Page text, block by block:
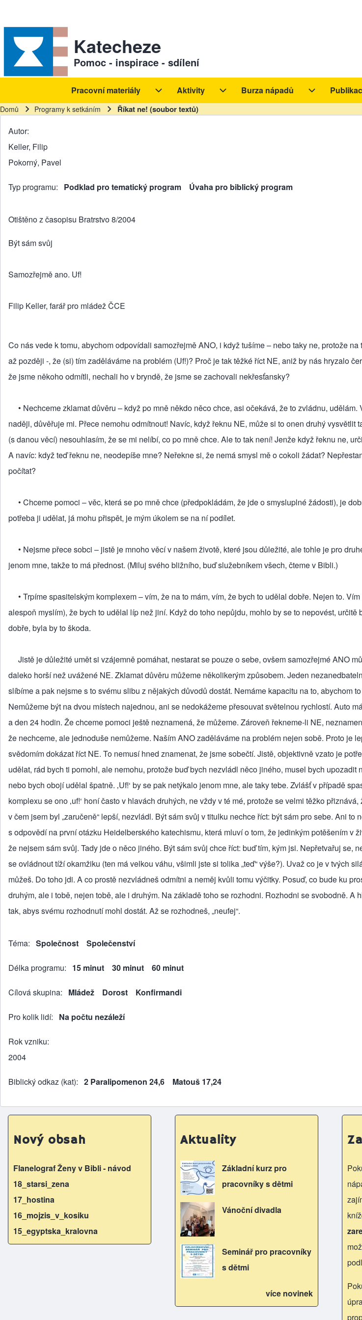
Sekundární odkazy
Katecheze
Pomoc - inspirace - sdílení
Hlavní navigace
Pracovní materiály
Pracovní materiály sub-navigation
Aktivity
Aktivity sub-navigation
Burza nápadů
Burza
Drobečková navigace
Domů Programy k setkáním Říkat ne! (soubor textů)
Autor
Keller, Filip
Pokorný, Pavel
Typ programu Podklad pro tematický program Úvaha pro biblický program
Otištěno z časopisu Bratrstvo 8/2004
Být sám svůj
Samozřejmě ano. Uf!
Filip Keller, farář pro mládež ČCE
Co nás vede k tomu, abychom odpovídali samozřejmě ANO, i když tušíme – nebo taky ne, protože na
až později -, že (si) tím zaděláváme na problém (Uf!)? Proč je tak těžké říct NE, aniž by nás hryzalo
že jsme někoho odmítli, nechali ho v bryndě, že jsme se zachovali nekřesťansky?
• Nechceme zklamat důvěru – když po mně někdo něco chce, asi očekává, že to zvládnu, udělám.
naději, důvěřuje mi. Přece nemohu odmítnout! Navíc, když řeknu NE, může si to onen druhý vysvětlit
(s danou věcí) nesouhlasím, že se mi nelíbí, co po mně chce. Ale to tak není! Jenže když řeknu ne,
A navíc: když teď řeknu ne, neodepíše mne? Neřekne si, že nemá smysl mě o cokoli žádat?
počítat?
• Chceme pomoci – věc, která se po mně chce (předpokládám, že jde o smysluplné žádosti), je
potřeba ji udělat, já mohu přispět, je mým úkolem se na ní podílet.
• Nejsme přece sobci – jistě je mnoho věcí v našem životě, které jsou důležité, ale tohle je pro
jenom mne, takže to má přednost. (Miluj svého bližního, buď služebníkem všech, čteme v Bibli.)
• Trpíme spasitelským komplexem – vím, že na to mám, vím, že bych to udělal dobře. Nejen to.
alespoň myslím), že bych to udělal líp než jiní. Když do toho nepůjdu, mohlo by se to nepovést, určitě
dobře, byla by to škoda.
Jistě je důležité umět si vzájemně pomáhat, nestarat se pouze o sebe, ovšem samozřejmé ANO
daleko horší než uvážené NE. Zklamat důvěru můžeme několikerým způsobem. Jeden
slíbíme a pak nejsme s to svému slibu z nějakých důvodů dostát. Nemáme kapacitu na to, abychom
Nemůžeme být na dvou místech najednou, ani se nedokážeme přesouvat světelnou rychlostí. Auto
a den 24 hodin. Že chceme pomoci ještě neznamená, že můžeme. Zároveň řekneme-li NE,
že nechceme, ale jednoduše nemůžeme. Naším ANO zaděláváme na problém nejen sobě. Proto je
svědomím dokázat říct NE. To nemusí hned znamenat, že jsme sobečtí. Jistě, objektivně vzato je
udělat, rád bych ti pomohl, ale nemohu, protože buď bych nezvládl něco jiného, musel bych upozadit
nebo bych obojí udělal špatně. ‚Uf!‘ by se pak netýkalo jenom mne, ale taky tebe. Zvlášť v případě
komplexu se ono ‚uf!‘ honí často v hlavách druhých, ne vždy v té mé, protože se velmi těžko přiznává,
v čem jsem byl „zaručeně“ lepší, nezvládl. Být sám svůj v titulku nechce říct: být sám pro sebe. Ani to
s odpovědí na první otázku Heidelberského katechismu, která mluví o tom, že jedinkým potěšením v
že nejsem sám svůj. Tady jde o něco jiného. Být sám svůj chce říct: buď tím, kým jsi. Nepřetvařuj se,
se ovládnout tíží okamžiku (ten má velkou váhu, všimli jste si tolika „teď“ výše?). Uvaž co je v tvých
můžeš. Do toho jdi. A co prostě nezvládneš odmítni a neměj kvůli tomu výčitky. Posuď, co bude ku
druhým, ale i tobě, nejen tobě, ale i druhým. Na základě toho se rozhodni. Rozhodni se svobodně. A
tak, abys svému rozhodnutí mohl dostát. Až se rozhodneš, „neufej“.
Téma Společnost Společenství
Délka programu 15 minut 30 minut 60 minut
Cílová skupina Mládež Dorost Konfirmandi
Pro kolik lidí Na počtu nezáleží
Rok vzniku
2004
Biblický odkaz (kat) 2 Paralipomenon 24,6 Matouš 17,24
Nový obsah
Flanelograf Ženy v Bibli - návod
18_starsi_zena
17_hostina
16_mojzis_v_kosiku
15_egyptska_kralovna
Aktuality
Základní kurz pro
pracovníky s dětmi
Vánoční divadla
Seminář pro pracovníky
s dětmi
více novinek